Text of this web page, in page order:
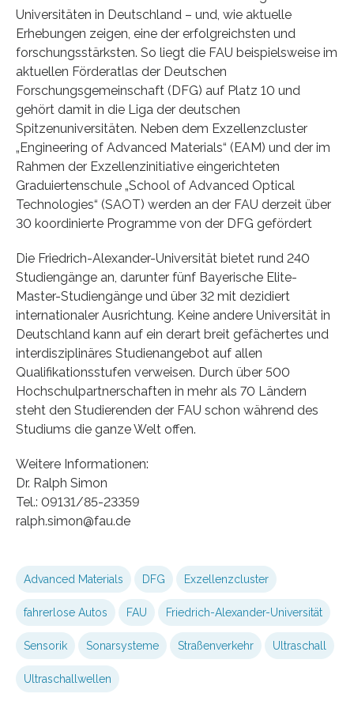
Universitäten in Deutschland – und, wie aktuelle
Erhebungen zeigen, eine der erfolgreichsten und
forschungsstärksten. So liegt die FAU beispielsweise im
aktuellen Förderatlas der Deutschen
Forschungsgemeinschaft (DFG) auf Platz 10 und
gehört damit in die Liga der deutschen
Spitzenuniversitäten. Neben dem Exzellenzcluster
„Engineering of Advanced Materials“ (EAM) und der im
Rahmen der Exzellenzinitiative eingerichteten
Graduiertenschule „School of Advanced Optical
Technologies“ (SAOT) werden an der FAU derzeit über
30 koordinierte Programme von der DFG gefördert
Die Friedrich-Alexander-Universität bietet rund 240
Studiengänge an, darunter fünf Bayerische Elite-
Master-Studiengänge und über 32 mit dezidiert
internationaler Ausrichtung. Keine andere Universität in
Deutschland kann auf ein derart breit gefächertes und
interdisziplinäres Studienangebot auf allen
Qualifikationsstufen verweisen. Durch über 500
Hochschulpartnerschaften in mehr als 70 Ländern
steht den Studierenden der FAU schon während des
Studiums die ganze Welt offen.
Weitere Informationen:
Dr. Ralph Simon
Tel.: 09131/85-23359
ralph.simon@fau.de
Advanced Materials DFG Exzellenzcluster
fahrerlose Autos FAU Friedrich-Alexander-Universität
Sensorik Sonarsysteme Straßenverkehr Ultraschall
Ultraschallwellen